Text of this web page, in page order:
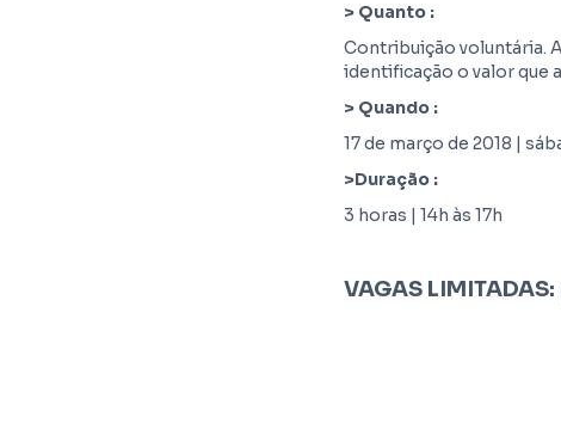
> Quanto :
Contribuição voluntária.
identificação o valor que
> Quando :
17 de março de 2018 |
>Duração :
3 horas | 14h às 17h
VAGAS